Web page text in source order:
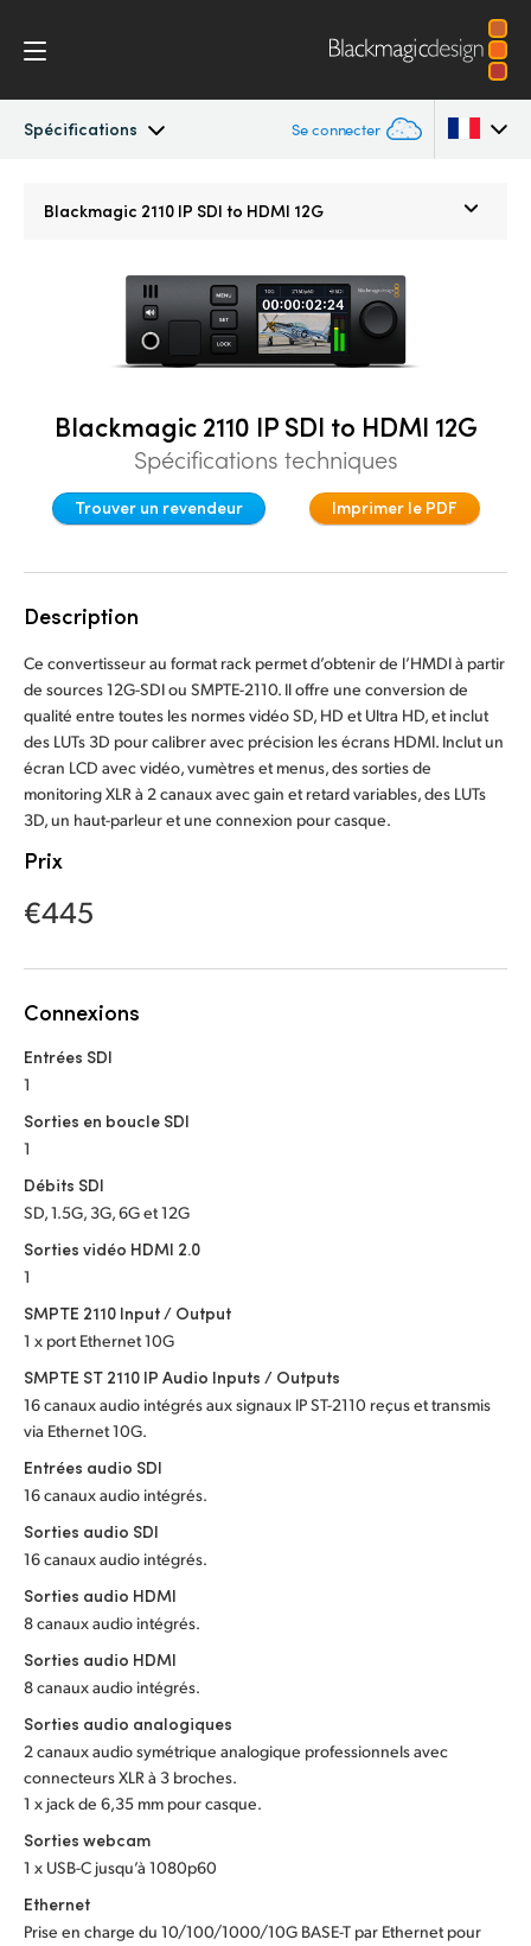
Spécifications Se connecter
Denmark
France
Germany
Hong Kong SAR, China
India
Italy
Korea
Malaysia
Netherlands
New Zealand
Poland
Singapore
South Africa
Spain
Sweden
Chinese Taipei
UAE
United Kingdom
United States
Blackmagic 2110 IP SDI to HDMI 12G
Blackmagic 2110 IP SDI to HDMI 12G
Spécifications techniques
Trouver un revendeur Imprimer le PDF
Description
Ce convertisseur au format rack permet d’obtenir de l’HMDI à partir
de sources 12G-SDI ou SMPTE-2110. Il offre une conversion de
qualité entre toutes les normes vidéo SD, HD et Ultra HD, et inclut
des LUTs 3D pour calibrer avec précision les écrans HDMI. Inclut un
écran LCD avec vidéo, vumètres et menus, des sorties de
monitoring XLR à 2 canaux avec gain et retard variables, des LUTs
3D, un haut-parleur et une connexion pour casque.
Prix
€445
Connexions
Entrées SDI
1
Sorties en boucle SDI
1
Débits SDI
SD, 1.5G, 3G, 6G et 12G
Sorties vidéo HDMI 2.0
1
SMPTE 2110 Input / Output
1 x port Ethernet 10G
SMPTE ST 2110 IP Audio Inputs / Outputs
16 canaux audio intégrés aux signaux IP ST-2110 reçus et transmis
via Ethernet 10G.
Entrées audio SDI
16 canaux audio intégrés.
Sorties audio SDI
16 canaux audio intégrés.
Sorties audio HDMI
8 canaux audio intégrés.
Sorties audio HDMI
8 canaux audio intégrés.
Sorties audio analogiques
2 canaux audio symétrique analogique professionnels avec
connecteurs XLR à 3 broches.
1 x jack de 6,35 mm pour casque.
Sorties webcam
1 x USB-C jusqu’à 1080p60
Ethernet
Prise en charge du 10/100/1000/10G BASE-T par Ethernet pour